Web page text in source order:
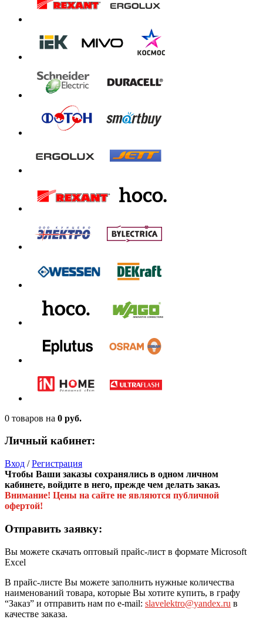
0 товаров на 0 руб.
Личный кабинет:
Вход /Регистрация
Чтобы Ваши заказы сохранялись в одном личном
кабинете, войдите в него, прежде чем делать заказ.
Внимание! Цены на сайте не являются публичной
офертой!
Отправить заявку:
Вы можете скачать оптовый прайс-лист в формате Microsoft
Excel
В прайс-листе Вы можете заполнить нужные количества
наименований товара, которые Вы хотите купить, в графу
“Заказ” и отправить нам по e-mail: slavelektro@yandex.ru в
качестве заказа.